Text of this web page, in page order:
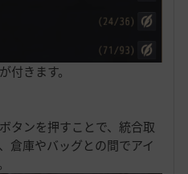
付きます。
タンを押すことで、統合取
倉庫やバッグとの間でアイ